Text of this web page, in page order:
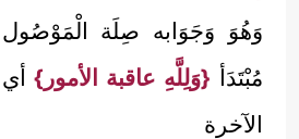
وَهُوَ وَجَوَابه صِلَة
مُبْتَدَأ {وَلِلَّهِ عاقبة الأمور}أي
الآخرة